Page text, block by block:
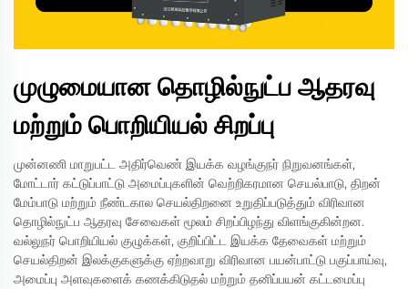
முழுமையான தொழில்நுட்ப ஆதரவு
மற்றும் பொறியியல் சிறப்பு
முன்னணி மாறுபட்ட அதிர்வெண் இயக்க வழங்குநர் நிறுவனங்கள்,
மோட்டார் கட்டுப்பாட்டு அமைப்புகளின் வெற்றிகரமான செயல்பாடு, திறன்
மேம்பாடு மற்றும் நீண்டகால செயல்திறனை உறுதிப்படுத்தும் விரிவான
தொழில்நுட்ப ஆதரவு சேவைகள் மூலம் சிறப்பிழந்து விளங்குகின்றன.
வல்லுநர் பொறியியல் குழுக்கள், குறிப்பிட்ட இயக்க தேவைகள் மற்றும்
செயல்திறன் இலக்குகளுக்கு ஏற்றவாறு விரிவான பயன்பாட்டு பகுப்பாய்வு,
அமைப்பு அளவுகளைக் கணக்கிடுதல் மற்றும் தனிப்பயன் கட்டமைப்பு